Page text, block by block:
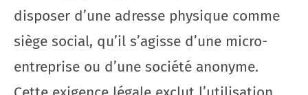
disposer d’une adresse physique comme
siège social, qu’il s’agisse d’une micro-
entreprise ou d’une société anonyme.